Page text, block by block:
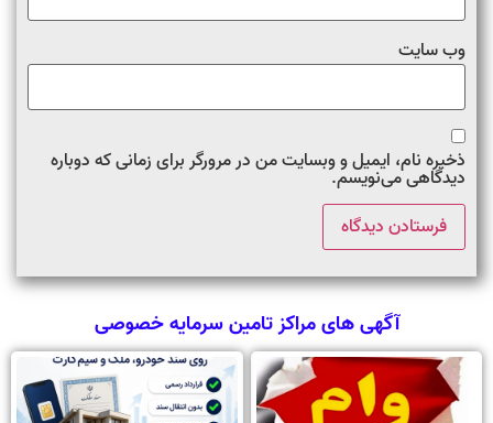
وب‌ سایت
ذخیره نام، ایمیل و وبسایت من در مرورگر برای زمانی که دوباره
دیدگاهی می‌نویسم.
آگهی های مراکز تامین سرمایه خصوصی